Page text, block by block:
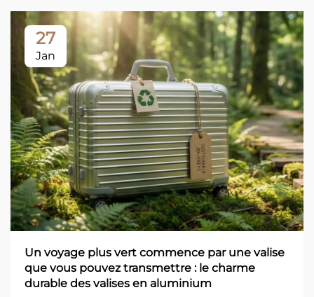
27
Jan
Un voyage plus vert commence par une valise
que vous pouvez transmettre : le charme
durable des valises en aluminium